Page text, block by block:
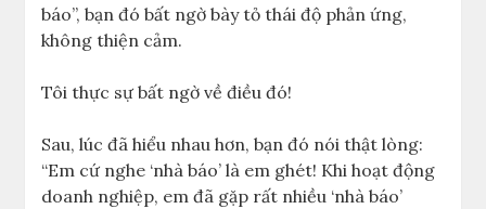
báo”, bạn đó bất ngờ bày tỏ thái độ phản ứng,
không thiện cảm.
Tôi thực sự bất ngờ về điều đó!
Sau, lúc đã hiểu nhau hơn, bạn đó nói thật lòng:
“Em cứ nghe ‘nhà báo’ là em ghét! Khi hoạt động
doanh nghiệp, em đã gặp rất nhiều ‘nhà báo’